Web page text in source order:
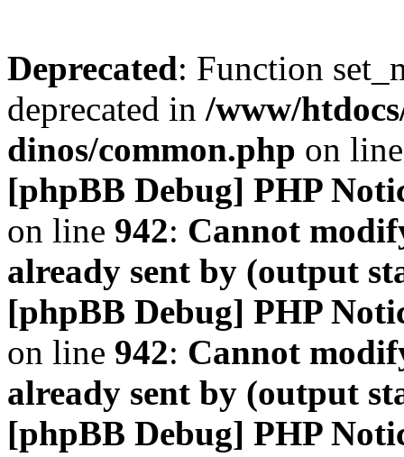
Deprecated: Function
deprecated in /www/
dinos/common.php on
[phpBB Debug] PHP
on line 942: Cannot
already sent by (output
[phpBB Debug] PHP
on line 942: Cannot
already sent by (output
[phpBB Debug] PHP